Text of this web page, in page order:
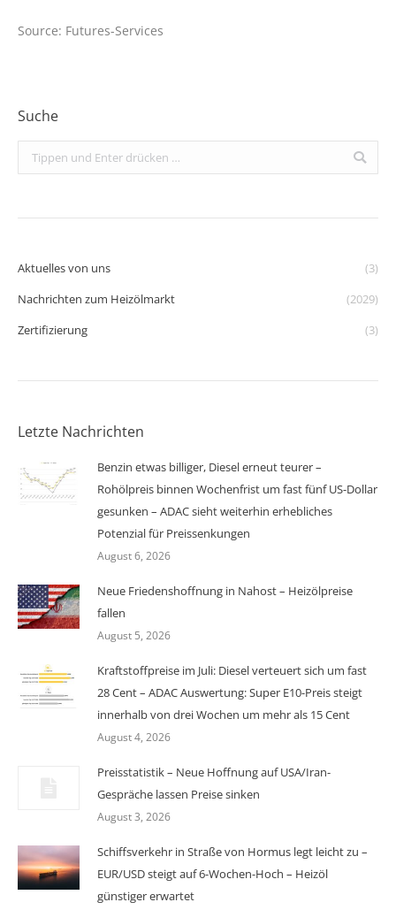
Source: Futures-Services
Suche
Search:
Aktuelles von uns
(3)
Nachrichten zum Heizölmarkt
(2029)
Zertifizierung
(3)
Letzte Nachrichten
Benzin etwas billiger, Diesel erneut teurer –
Rohölpreis binnen Wochenfrist um fast fünf US-Dollar
gesunken – ADAC sieht weiterhin erhebliches
Potenzial für Preissenkungen
August 6, 2026
Neue Friedenshoffnung in Nahost – Heizölpreise
fallen
August 5, 2026
Kraftstoffpreise im Juli: Diesel verteuert sich um fast
28 Cent – ADAC Auswertung: Super E10-Preis steigt
innerhalb von drei Wochen um mehr als 15 Cent
August 4, 2026
Preisstatistik – Neue Hoffnung auf USA/Iran-
Gespräche lassen Preise sinken
August 3, 2026
Schiffsverkehr in Straße von Hormus legt leicht zu –
EUR/USD steigt auf 6-Wochen-Hoch – Heizöl
günstiger erwartet